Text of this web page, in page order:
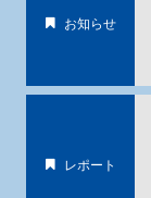
お知らせ
レポート